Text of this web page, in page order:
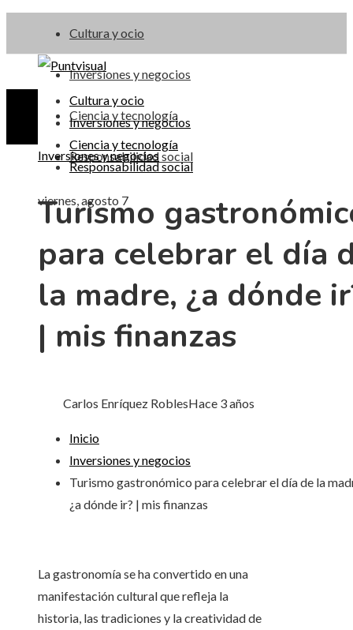
Cultura y ocio
Inversiones y negocios
Ciencia y tecnología
Responsabilidad social
viernes, agosto 7
Cultura y ocio
Inversiones y negocios
Ciencia y tecnología
Responsabilidad social
Inversiones y negocios
Turismo
para celebrar el día
la madre, ¿a dónde
| mis finanzas
Carlos Enríquez RoblesHace 3 años
Inicio
Inversiones y negocios
Turismo gastronómico para celebrar el día de la
¿a dónde ir? | mis finanzas
La gastronomía se ha convertido en una
manifestación cultural que refleja la
historia, las tradiciones y la creatividad de